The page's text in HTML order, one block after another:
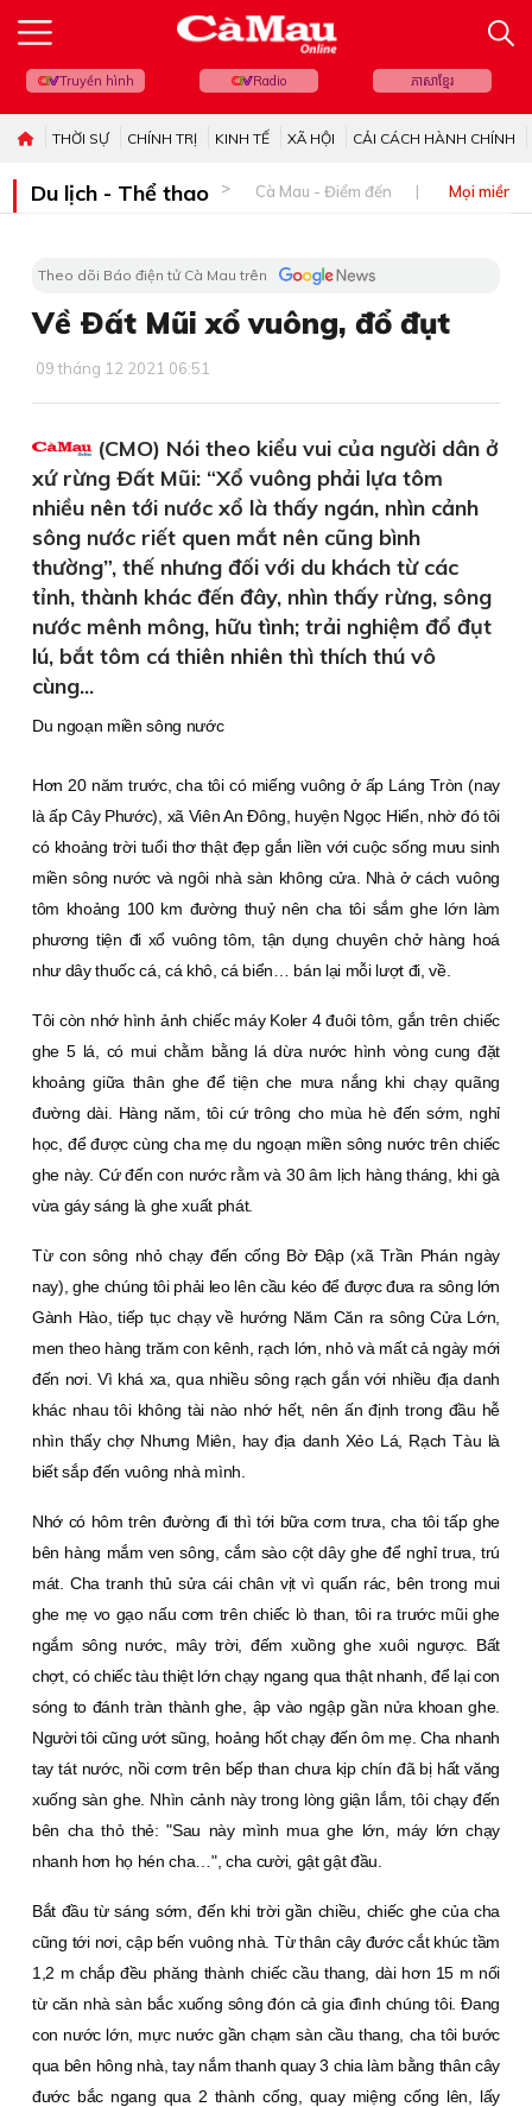
Truyền hình Radio ភាសាខ្មែរ
THỜI SỰ CHÍNH TRỊ KINH TẾ XÃ HỘI CẢI CÁCH HÀNH CHÍNH
Du lịch - Thể thao Cà Mau - Điểm đến Mọi miền
Theo dõi Báo điện tử Cà Mau trên
Về Ðất Mũi xổ vuông, đổ đụt
09 tháng 12 2021 06:51
(CMO) Nói theo kiểu vui của người dân ở
xứ rừng Ðất Mũi: “Xổ vuông phải lựa tôm
nhiều nên tới nước xổ là thấy ngán, nhìn cảnh
sông nước riết quen mắt nên cũng bình
thường”, thế nhưng đối với du khách từ các
tỉnh, thành khác đến đây, nhìn thấy rừng, sông
nước mênh mông, hữu tình; trải nghiệm đổ đụt
lú, bắt tôm cá thiên nhiên thì thích thú vô
cùng...
Du ngoạn miền sông nước
Hơn 20 năm trước, cha tôi có miếng vuông ở ấp Láng Tròn (nay
là ấp Cây Phước), xã Viên An Ðông, huyện Ngọc Hiển, nhờ đó tôi
có khoảng trời tuổi thơ thật đẹp gắn liền với cuộc sống mưu sinh
miền sông nước và ngôi nhà sàn không cửa. Nhà ở cách vuông
tôm khoảng 100 km đường thuỷ nên cha tôi sắm ghe lớn làm
phương tiện đi xổ vuông tôm, tận dụng chuyên chở hàng hoá
như dây thuốc cá, cá khô, cá biển… bán lại mỗi lượt đi, về.
Tôi còn nhớ hình ảnh chiếc máy Koler 4 đuôi tôm, gắn trên chiếc
ghe 5 lá, có mui chằm bằng lá dừa nước hình vòng cung đặt
khoảng giữa thân ghe để tiện che mưa nắng khi chạy quãng
đường dài. Hàng năm, tôi cứ trông cho mùa hè đến sớm, nghỉ
học, để được cùng cha mẹ du ngoạn miền sông nước trên chiếc
ghe này. Cứ đến con nước rằm và 30 âm lịch hàng tháng, khi gà
vừa gáy sáng là ghe xuất phát.
Từ con sông nhỏ chạy đến cống Bờ Ðập (xã Trần Phán ngày
nay), ghe chúng tôi phải leo lên cầu kéo để được đưa ra sông lớn
Gành Hào, tiếp tục chạy về hướng Năm Căn ra sông Cửa Lớn,
men theo hàng trăm con kênh, rạch lớn, nhỏ và mất cả ngày mới
đến nơi. Vì khá xa, qua nhiều sông rạch gắn với nhiều địa danh
khác nhau tôi không tài nào nhớ hết, nên ấn định trong đầu hễ
nhìn thấy chợ Nhưng Miên, hay địa danh Xẻo Lá, Rạch Tàu là
biết sắp đến vuông nhà mình.
Nhớ có hôm trên đường đi thì tới bữa cơm trưa, cha tôi tấp ghe
bên hàng mắm ven sông, cắm sào cột dây ghe để nghỉ trưa, trú
mát. Cha tranh thủ sửa cái chân vịt vì quấn rác, bên trong mui
ghe mẹ vo gạo nấu cơm trên chiếc lò than, tôi ra trước mũi ghe
ngắm sông nước, mây trời, đếm xuồng ghe xuôi ngược. Bất
chợt, có chiếc tàu thiệt lớn chạy ngang qua thật nhanh, để lại con
sóng to đánh tràn thành ghe, ập vào ngập gần nửa khoan ghe.
Người tôi cũng ướt sũng, hoảng hốt chạy đến ôm mẹ. Cha nhanh
tay tát nước, nồi cơm trên bếp than chưa kịp chín đã bị hất văng
xuống sàn ghe. Nhìn cảnh này trong lòng giận lắm, tôi chạy đến
bên cha thỏ thẻ: "Sau này mình mua ghe lớn, máy lớn chạy
nhanh hơn họ hén cha…", cha cười, gật gật đầu.
Bắt đầu từ sáng sớm, đến khi trời gần chiều, chiếc ghe của cha
cũng tới nơi, cập bến vuông nhà. Từ thân cây đước cắt khúc tầm
1,2 m chắp đều phăng thành chiếc cầu thang, dài hơn 15 m nối
từ căn nhà sàn bắc xuống sông đón cả gia đình chúng tôi. Ðang
con nước lớn, mực nước gần chạm sàn cầu thang, cha tôi bước
qua bên hông nhà, tay nắm thanh quay 3 chia làm bằng thân cây
đước bắc ngang qua 2 thành cống, quay miệng cống lên, lấy